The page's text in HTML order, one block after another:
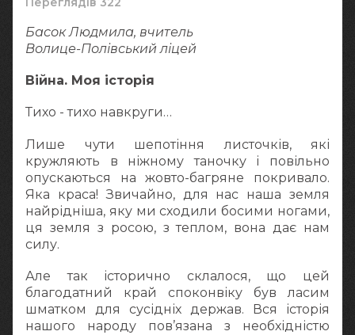
Басок Людмила, вчитель
Волице-Полівський ліцей
Війна. Моя історія
Тихо - тихо навкруги…
Лише чути шепотіння листочків, які
кружляють в ніжному таночку і повільно
опускаються на жовто-багряне покривало.
Яка краса! Звичайно, для нас наша земля
найрідніша, яку ми сходили босими ногами,
ця земля з росою, з теплом, вона дає нам
силу.
Але так історично склалося, що цей
благодатний край споконвіку був ласим
шматком для сусідніх держав. Вся історія
нашого народу пов’язана з необхідністю